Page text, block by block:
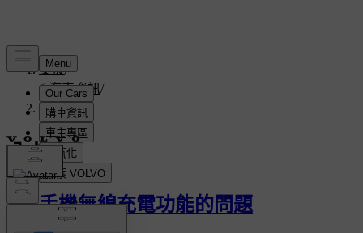
支援/
汽車資訊/
內裝
內裝
手機無線充電功能的問題